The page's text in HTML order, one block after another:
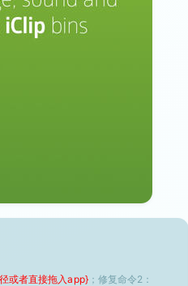
或者直接拖入app}；修复命令2：